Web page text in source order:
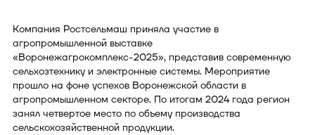
Компания Ростсельмаш приняла участие в
агропромышленной выставке
«Воронежагрокомплекс-2025», представив современную
сельхозтехнику и электронные системы. Мероприятие
прошло на фоне успехов Воронежской области в
агропромышленном секторе. По итогам 2024 года регион
занял четвертое место по объему производства
сельскохозяйственной продукции.